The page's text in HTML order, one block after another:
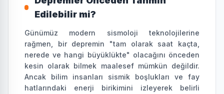
Edilebilir mi?
Günümüz modern sismoloji teknolojilerine
rağmen, bir depremin "tam olarak saat kaçta,
nerede ve hangi büyüklükte" olacağını önceden
kesin olarak bilmek maalesef mümkün değildir.
Ancak bilim insanları sismik boşlukları ve fay
hatlarındaki enerji birikimini izleyerek belirli